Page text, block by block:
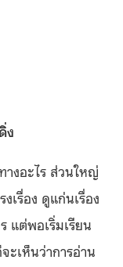
ง
งอะไร ส่วนใหญ่
เรื่อง ดูแก่นเรื่อง
แต่พอเริ่มเรียน
เห็นว่าการอ่าน